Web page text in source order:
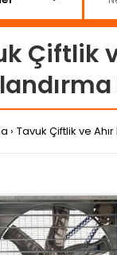
Çiftlik
Tavuk Çiftlik ve